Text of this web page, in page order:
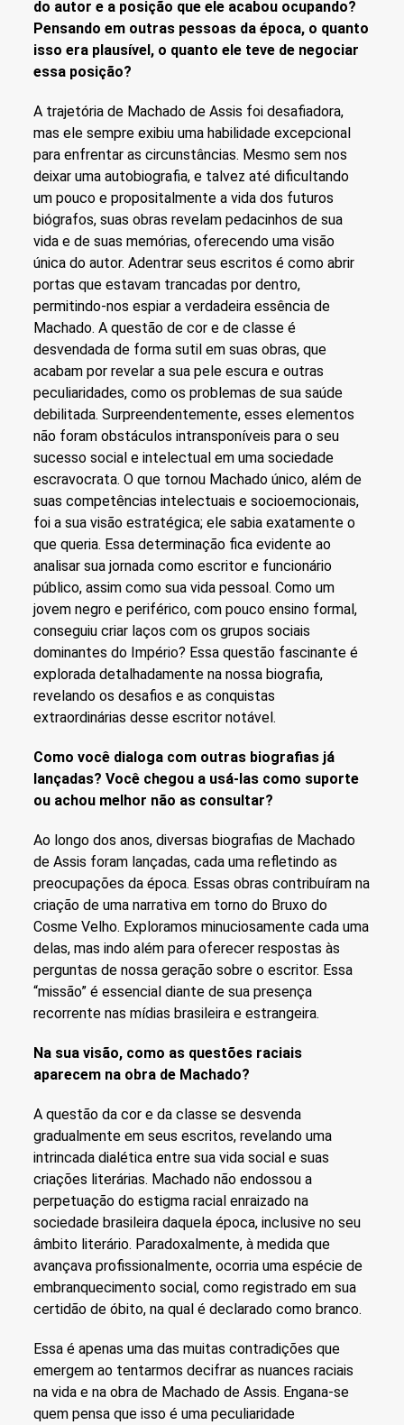
do autor e a posição que ele acabou ocupando?
Pensando em outras pessoas da época, o quanto
isso era plausível, o quanto ele teve de negociar
essa posição?
A trajetória de Machado de Assis foi desafiadora,
mas ele sempre exibiu uma habilidade excepcional
para enfrentar as circunstâncias. Mesmo sem nos
deixar uma autobiografia, e talvez até dificultando
um pouco e propositalmente a vida dos futuros
biógrafos, suas obras revelam pedacinhos de sua
vida e de suas memórias, oferecendo uma visão
única do autor. Adentrar seus escritos é como abrir
portas que estavam trancadas por dentro,
permitindo-nos espiar a verdadeira essência de
Machado. A questão de cor e de classe é
desvendada de forma sutil em suas obras, que
acabam por revelar a sua pele escura e outras
peculiaridades, como os problemas de sua saúde
debilitada. Surpreendentemente, esses elementos
não foram obstáculos intransponíveis para o seu
sucesso social e intelectual em uma sociedade
escravocrata. O que tornou Machado único, além de
suas competências intelectuais e socioemocionais,
foi a sua visão estratégica; ele sabia exatamente o
que queria. Essa determinação fica evidente ao
analisar sua jornada como escritor e funcionário
público, assim como sua vida pessoal. Como um
jovem negro e periférico, com pouco ensino formal,
conseguiu criar laços com os grupos sociais
dominantes do Império? Essa questão fascinante é
explorada detalhadamente na nossa biografia,
revelando os desafios e as conquistas
extraordinárias desse escritor notável.
Como você dialoga com outras biografias já
lançadas? Você chegou a usá-las como suporte
ou achou melhor não as consultar?
Ao longo dos anos, diversas biografias de Machado
de Assis foram lançadas, cada uma refletindo as
preocupações da época. Essas obras contribuíram na
criação de uma narrativa em torno do Bruxo do
Cosme Velho. Exploramos minuciosamente cada uma
delas, mas indo além para oferecer respostas às
perguntas de nossa geração sobre o escritor. Essa
“missão” é essencial diante de sua presença
recorrente nas mídias brasileira e estrangeira.
Na sua visão, como as questões raciais
aparecem na obra de Machado?
A questão da cor e da classe se desvenda
gradualmente em seus escritos, revelando uma
intrincada dialética entre sua vida social e suas
criações literárias. Machado não endossou a
perpetuação do estigma racial enraizado na
sociedade brasileira daquela época, inclusive no seu
âmbito literário. Paradoxalmente, à medida que
avançava profissionalmente, ocorria uma espécie de
embranquecimento social, como registrado em sua
certidão de óbito, na qual é declarado como branco.
Essa é apenas uma das muitas contradições que
emergem ao tentarmos decifrar as nuances raciais
na vida e na obra de Machado de Assis. Engana-se
quem pensa que isso é uma peculiaridade